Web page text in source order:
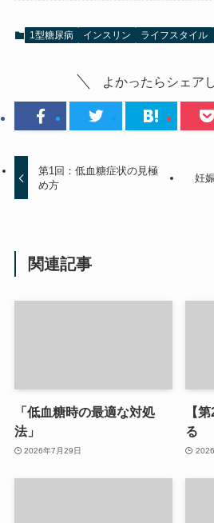
1型糖尿病 インスリン ライフスタイル
よかったらシェア
第1回：低血糖症状の見極
め方
妊
関連記事
「低血糖時の最適な対処
法」
2026年7月29日
【
る